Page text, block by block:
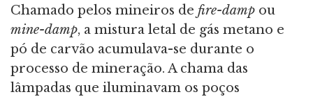
Chamado pelos mineiros de fire-damp ou
mine-damp, a mistura letal de gás metano e
pó de carvão acumulava-se durante o
processo de mineração. A chama das
lâmpadas que iluminavam os poços